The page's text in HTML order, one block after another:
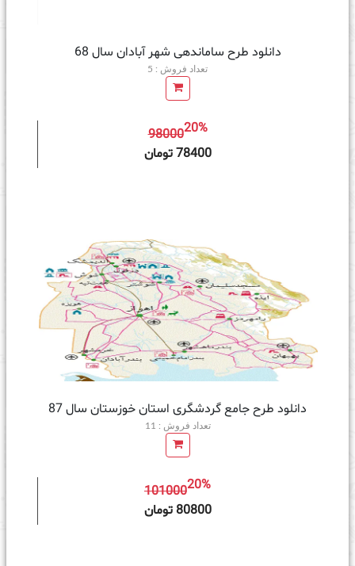
دانلود طرح ساماندهی شهر آبادان سال 68
تعداد فروش : 5
9800020%
78400 تومان
دانلود طرح جامع گردشگری استان خوزستان سال 87
تعداد فروش : 11
10100020%
80800 تومان